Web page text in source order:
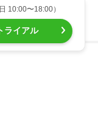
ライアル
10:00〜18:00）